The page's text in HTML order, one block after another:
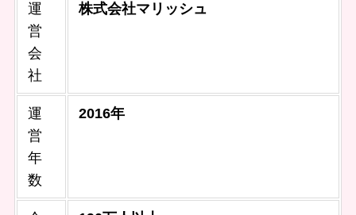
運
営
会
社
株式会社マリッシュ
運
営
年
数
2016年